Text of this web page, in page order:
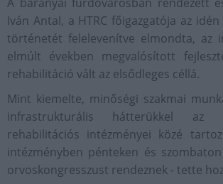
Iván Antal, a HTRC főigazgatója az
történetét felelevenítve elmondta, az
elmúlt években megvalósított
rehabilitáció vált az elsődleges céllá.
Mint kiemelte, minőségi szakmai
infrastrukturális hátterükkel az
rehabilitációs intézményei közé
intézményben pénteken és
orvoskongresszust rendeznek - tette